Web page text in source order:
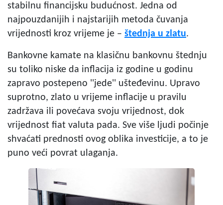
stabilnu financijsku budućnost. Jedna od
najpouzdanijih i najstarijih metoda čuvanja
vrijednosti kroz vrijeme je – štednja u zlatu.
Bankovne kamate na klasičnu bankovnu štednju
su toliko niske da inflacija iz godine u godinu
zapravo postepeno ''jede'' ušteđevinu. Upravo
suprotno, zlato u vrijeme inflacije u pravilu
zadržava ili povećava svoju vrijednost, dok
vrijednost fiat valuta pada. Sve više ljudi počinje
shvaćati prednosti ovog oblika investicije, a to je
puno veći povrat ulaganja.